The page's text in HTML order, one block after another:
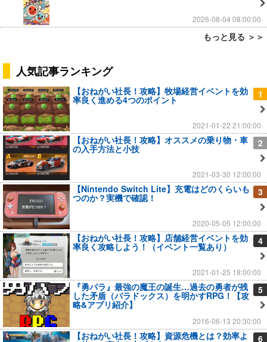
2026-08-04 08:00:00
もっと見る ＞＞
人気記事ランキング
1
【おねがい社長！攻略】牧場経営イベントを効
率良く進める4つのポイント
2021-01-22 21:00:00
2
【おねがい社長！攻略】オススメの乗り物・車
の入手方法と小技
2021-03-30 12:00:00
3
【Nintendo Switch Lite】充電はどのくらいも
つのか？実機で確認！
2020-05-05 12:00:00
4
【おねがい社長！攻略】店舗経営イベントを効
率良く攻略しよう！（イベント一覧あり）
2021-01-25 18:00:00
5
『勇パラ』最強の魔王の誕生…過去の勇者が残
した矛盾（パラドックス）を明かすRPG！【攻
略&アプリ紹介】
2016-06-13 20:30:00
6
【おねがい社長！攻略】資源危機とは？効率よ